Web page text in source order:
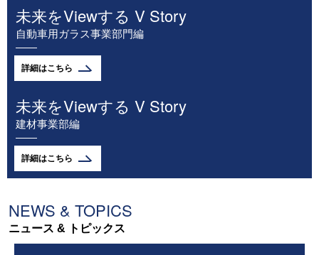
未来をViewする V Story
自動車用ガラス事業部門編
詳細はこちら
未来をViewする V Story
建材事業部編
詳細はこちら
NEWS & TOPICS
ニュース & トピックス